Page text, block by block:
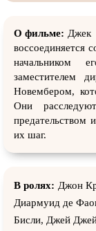
О фильме:
воссоединяется
начальником
заместителем
Новембером,
Они
предательством
их шаг.
В ролях: Джон
Диармуид де
Бисли, Джей